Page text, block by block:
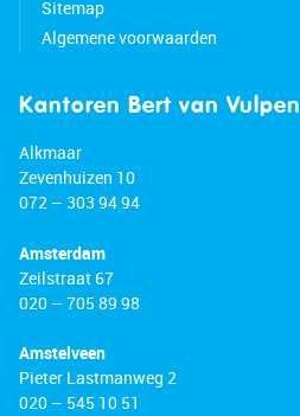
Sitemap
Algemene voorwaarden
Kantoren Bert van Vulpen
Alkmaar
Zevenhuizen 10
072 – 303 94 94
Amsterdam
Zeilstraat 67
020 – 705 89 98
Amstelveen
Pieter Lastmanweg 2
020 – 545 10 51